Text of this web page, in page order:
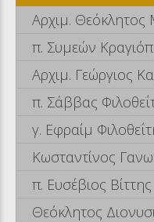
Αρχιμ. Θεόκλητος
π. Συμεών
Αρχιμ. Γεώργιος
π. Σάββας
γ. Εφραίμ
Κωσταντίνος
π. Ευσέβιος Βίττης
Θεόκλητος